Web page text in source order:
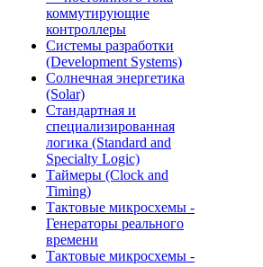
коммутирующие
контроллеры
Системы разработки
(Development Systems)
Солнечная энергетика
(Solar)
Стандартная и
специализированная
логика (Standard and
Specialty Logic)
Таймеры (Clock and
Timing)
Тактовые микросхемы -
Генераторы реального
времени
Тактовые микросхемы -